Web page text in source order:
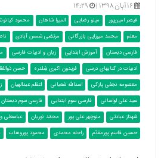
۱۶ آبان ۱۳۹۸ | ۱۴:۲۹
قیصر امین‌پور مینو رضایی المیرا شاهان محمود
معلم
محمد میرزایی بازرگانی مرتضی شمس آبادی
فارسی دبستان
آموزش ابتدایی زبان و ادبیات فارسی
ادبیات در کتابهای درسی
فریدون اکبری شِلدره حسن
معصومه نجفی پازکی
اسدالله شعبانی اعظم عبدالهیان
سید علی لواسانی
فارسی سوم ابتدایی فارسی سوم دبستان
شهناز عبادتی
منوچهر علی پور محمّد نوریان عباسعلی
حسین قاسم پورمقدّم
راحله محمدی محمود پوروهاب